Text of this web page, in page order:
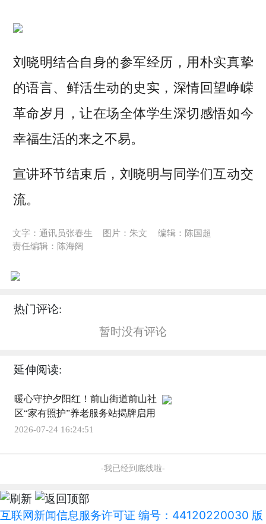
刘晓明结合自身的参军经历，用朴实真挚
的语言、鲜活生动的史实，深情回望峥嵘
革命岁月，让在场全体学生深切感悟如今
幸福生活的来之不易。
宣讲环节结束后，刘晓明与同学们互动交
流。
文字：通讯员张春生 图片：朱文
编辑：陈国超
责任编辑：陈海阔
热门评论:
暂时没有评论
延伸阅读:
暖心守护夕阳红！前山街道前山社
区“家有照护”养老服务站揭牌启用
2026-07-24 16:24:51
-我已经到底线啦-
互联网新闻信息服务许可证 编号：44120220030 版